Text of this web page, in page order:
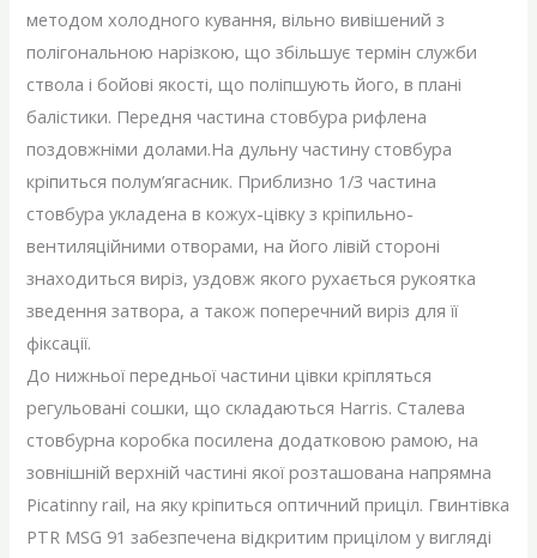
методом холодного кування, вільно вивішений з
полігональною нарізкою, що збільшує термін служби
ствола і бойові якості, що поліпшують його, в плані
балістики. Передня частина стовбура рифлена
поздовжніми долами.На дульну частину стовбура
кріпиться полум’ягасник. Приблизно 1/3 частина
стовбура укладена в кожух-цівку з кріпильно-
вентиляційними отворами, на його лівій стороні
знаходиться виріз, уздовж якого рухається рукоятка
зведення затвора, а також поперечний виріз для її
фіксації.
До нижньої передньої частини цівки кріпляться
регульовані сошки, що складаються Harris. Сталева
стовбурна коробка посилена додатковою рамою, на
зовнішній верхній частині якої розташована напрямна
Picatinny rail, на яку кріпиться оптичний приціл. Гвинтівка
PTR MSG 91 забезпечена відкритим прицілом у вигляді